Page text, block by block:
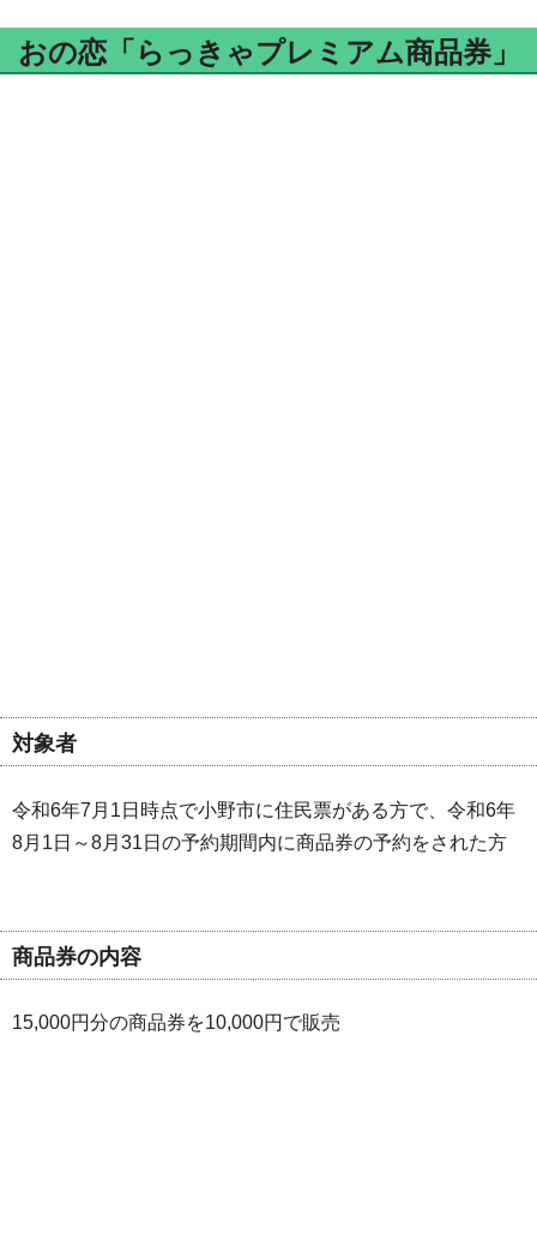
おの恋「らっきゃプレミアム商品券」
対象者
令和6年7月1日時点で小野市に住民票がある方で、令和6年
8月1日～8月31日の予約期間内に商品券の予約をされた方
商品券の内容
15,000円分の商品券を10,000円で販売